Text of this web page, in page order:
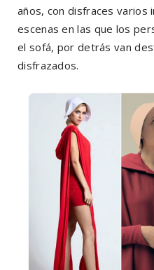
años, con disfraces varios
escenas en las que los
el sofá, por detrás van
disfrazados.